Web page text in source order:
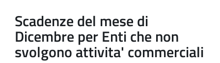
Scadenze del mese di
Dicembre per Enti che non
svolgono attivita' commerciali